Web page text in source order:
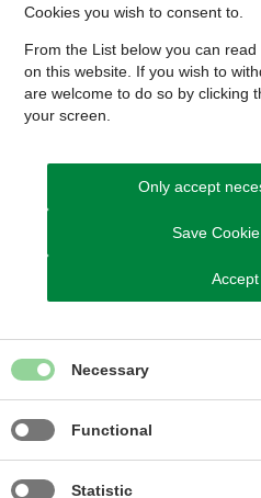
Hvilke sager kan indbringes for
Hvor kan du få råd og
Kontakt Sekretariat for
og Huslejenævn
Send Digital Post til Sekretariat
Send Digital Post til
Cookies you wish to consent to.
From the List below you can
on this website. If you wish to
are welcome to do so by clicking
your screen.
Only accept
Save
Necessary
Functional
Statistic